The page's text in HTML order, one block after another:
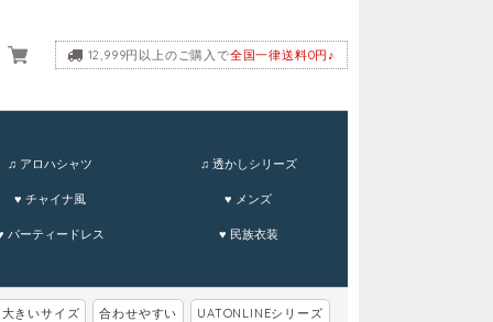
12,999円以上のご購入で全国一律送料0円♪
♫ アロハシャツ ♫ 透かしシリーズ
♥ チャイナ風 ♥ メンズ
パーティードレス ♥ 民族衣装
大きいサイズ 合わせやすい UATONLINEシリーズ